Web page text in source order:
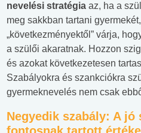
nevelési stratégia az, ha a
meg sakkban tartani
„következményektől” várja,
a szülői akaratnak. Hozzon
és azokat következetesen
Szabályokra és szankciókra
gyermeknevelés nem csak
Negyedik szabály: A jó